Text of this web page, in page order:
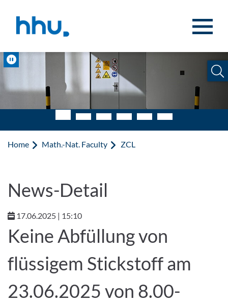
Flüssigstickstoffanlieferung
Pause
Home Math.-Nat. Faculty ZCL
News-Detail
17.06.2025 | 15:10
Keine Abfüllung von
flüssigem Stickstoff am
23.06.2025 von 8.00-